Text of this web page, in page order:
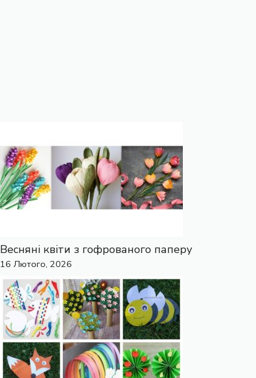
Весняні квіти з гофрованого паперу
16 Лютого, 2026